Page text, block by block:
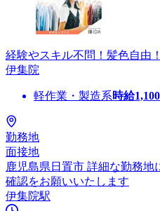
経験やスキル不問！髪色自由
伊集院
軽作業・製造系時給1,100
勤務地
面接地
鹿児島県日置市 詳細な勤務
確認をお願いいたします
伊集院駅